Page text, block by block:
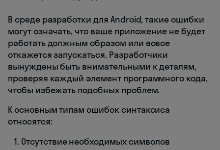
В среде разработки для Android, такие ошибки
могут означать, что ваше приложение не будет
работать должным образом или вовсе
откажется запускаться. Разработчики
вынуждены быть внимательными к деталям,
проверяя каждый элемент программного кода,
чтобы избежать подобных проблем.
К основным типам ошибок синтаксиса
относятся:
Отсутствие необходимых символов